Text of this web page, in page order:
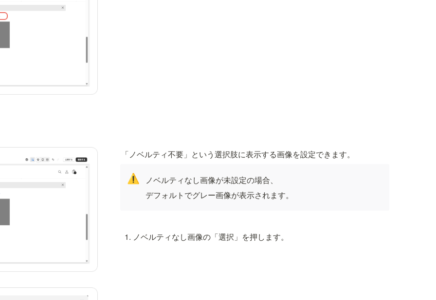
「ノベルティ不要」という選択肢に表示する画像を設定できます。
⚠️
ノベルティなし画像が未設定の場合、
デフォルトでグレー画像が表示されます。
ノベルティなし画像の「選択」を押します。